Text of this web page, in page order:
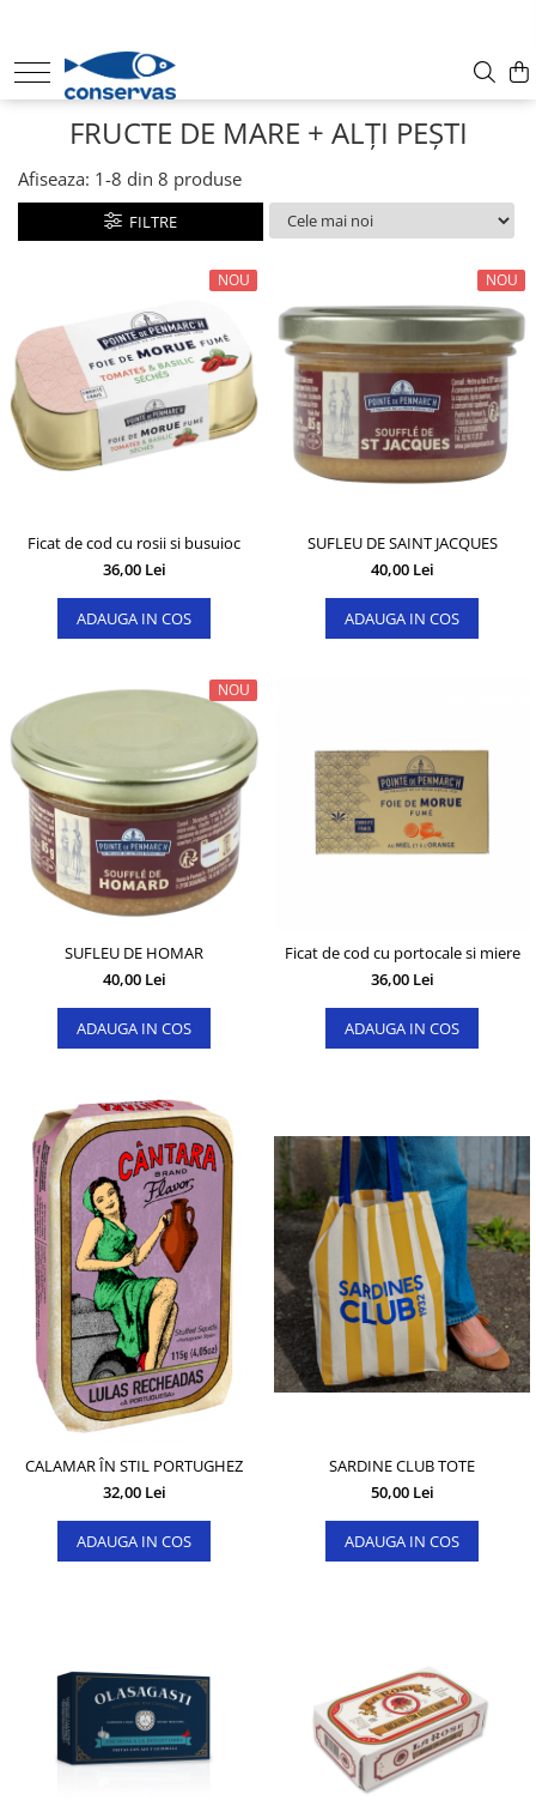
CONSERVE
FRUCTE DE MARE + ALȚI PEȘTI
PATÉ
HERING
PĂSTRĂV
SOMON
SPROT
FRUCTE DE MARE + ALȚI PEȘTI
Afiseaza: 1-8 din 8 produse
FILTRE
NOU
Ficat de cod cu rosii si busuioc
36,00 Lei
ADAUGA IN COS
NOU
SUFLEU DE SAINT JACQUES
40,00 Lei
ADAUGA IN COS
NOU
SUFLEU DE HOMAR
40,00 Lei
ADAUGA IN COS
Ficat de cod cu portocale si miere
36,00 Lei
ADAUGA IN COS
CALAMAR ÎN STIL PORTUGHEZ
32,00 Lei
ADAUGA IN COS
SARDINE CLUB TOTE
50,00 Lei
ADAUGA IN COS